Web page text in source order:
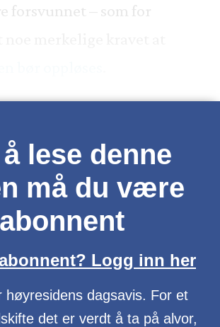
forsvunnet – som for
lese denne
må du være
abonnent
Logg inn her
høyresidens dagsavis. For et
det er verdt å ta på alvor,